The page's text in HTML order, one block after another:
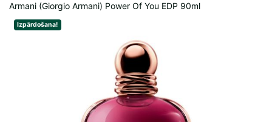
Armani (Giorgio Armani) Power Of You EDP 90ml
Izpārdošana!